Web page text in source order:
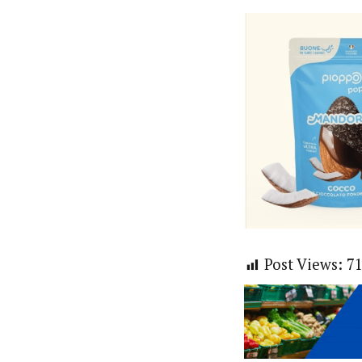
Post Views: